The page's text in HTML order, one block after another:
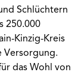
Schlüchtern
250.000
Kinzig-Kreis
Versorgung.
das Wohl von